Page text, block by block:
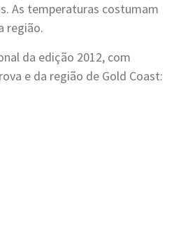
As temperaturas costumam
região.
da edição 2012, com
e da região de Gold Coast: